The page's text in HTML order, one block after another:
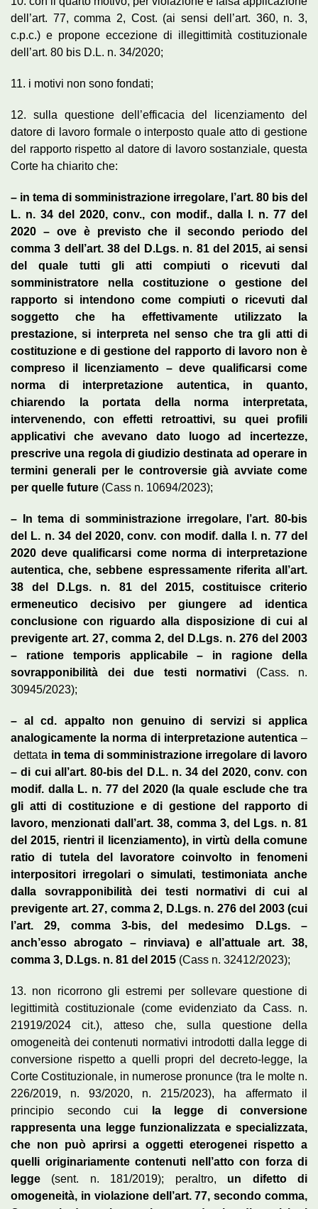
dell’art. 77, comma 2, Cost. (ai sensi dell’art. 360, n. 3,
c.p.c.) e propone eccezione di illegittimità costituzionale
dell’art. 80 bis D.L. n. 34/2020;
11. i motivi non sono fondati;
12. sulla questione dell’efficacia del licenziamento del
datore di lavoro formale o interposto quale atto di gestione
del rapporto rispetto al datore di lavoro sostanziale, questa
Corte ha chiarito che:
– in tema di somministrazione irregolare, l’art. 80 bis del
L. n. 34 del 2020, conv., con modif., dalla l. n. 77 del
2020 – ove è previsto che il secondo periodo del
comma 3 dell’art. 38 del D.Lgs. n. 81 del 2015, ai sensi
del quale tutti gli atti compiuti o ricevuti dal
somministratore nella costituzione o gestione del
rapporto si intendono come compiuti o ricevuti dal
soggetto che ha effettivamente utilizzato la
prestazione, si interpreta nel senso che tra gli atti di
costituzione e di gestione del rapporto di lavoro non è
compreso il licenziamento – deve qualificarsi come
norma di interpretazione autentica, in quanto,
chiarendo la portata della norma interpretata,
intervenendo, con effetti retroattivi, su quei profili
applicativi che avevano dato luogo ad incertezze,
prescrive una regola di giudizio destinata ad operare in
termini generali per le controversie già avviate come
per quelle future (Cass n. 10694/2023);
– In tema di somministrazione irregolare, l’art. 80-bis
del L. n. 34 del 2020, conv. con modif. dalla l. n. 77 del
2020 deve qualificarsi come norma di interpretazione
autentica, che, sebbene espressamente riferita all’art.
38 del D.Lgs. n. 81 del 2015, costituisce criterio
ermeneutico decisivo per giungere ad identica
conclusione con riguardo alla disposizione di cui al
previgente art. 27, comma 2, del D.Lgs. n. 276 del 2003
– ratione temporis applicabile – in ragione della
sovrapponibilità dei due testi normativi (Cass. n.
30945/2023);
– al cd. appalto non genuino di servizi si applica
analogicamente la norma di interpretazione autentica –
dettata in tema di somministrazione irregolare di lavoro
– di cui all’art. 80-bis del D.L. n. 34 del 2020, conv. con
modif. dalla L. n. 77 del 2020 (la quale esclude che tra
gli atti di costituzione e di gestione del rapporto di
lavoro, menzionati dall’art. 38, comma 3, del Lgs. n. 81
del 2015, rientri il licenziamento), in virtù della comune
ratio di tutela del lavoratore coinvolto in fenomeni
interpositori irregolari o simulati, testimoniata anche
dalla sovrapponibilità dei testi normativi di cui al
previgente art. 27, comma 2, D.Lgs. n. 276 del 2003 (cui
l’art. 29, comma 3-bis, del medesimo D.Lgs. –
anch’esso abrogato – rinviava) e all’attuale art. 38,
comma 3, D.Lgs. n. 81 del 2015 (Cass n. 32412/2023);
13. non ricorrono gli estremi per sollevare questione di
legittimità costituzionale (come evidenziato da Cass. n.
21919/2024 cit.), atteso che, sulla questione della
omogeneità dei contenuti normativi introdotti dalla legge di
conversione rispetto a quelli propri del decreto-legge, la
Corte Costituzionale, in numerose pronunce (tra le molte n.
226/2019, n. 93/2020, n. 215/2023), ha affermato il
principio secondo cui la legge di conversione
rappresenta una legge funzionalizzata e specializzata,
che non può aprirsi a oggetti eterogenei rispetto a
quelli originariamente contenuti nell’atto con forza di
legge (sent. n. 181/2019); peraltro, un difetto di
omogeneità, in violazione dell’art. 77, secondo comma,